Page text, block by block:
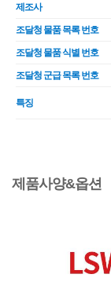
제조사
조달청 물품 목록 번호
조달청 물품 식별 번호
조달청 군급 목록 번호
특징
제품사양&옵션